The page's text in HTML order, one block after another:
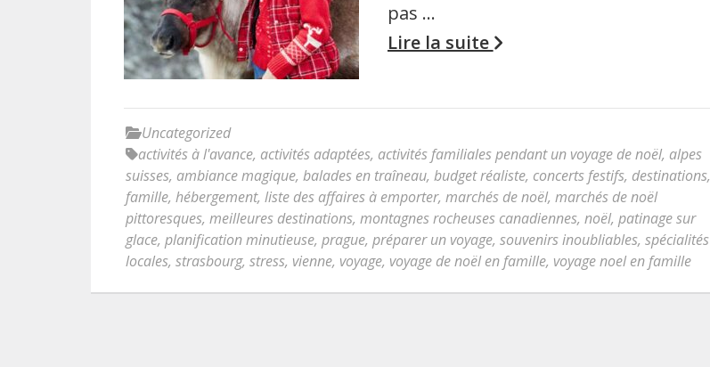
pas …
Lire la suite
Uncategorized
activités à l'avance, activités adaptées, activités familiales pendant un voyage de noël, alpes
suisses, ambiance magique, balades en traîneau, budget réaliste, concerts festifs, destinations,
famille, hébergement, liste des affaires à emporter, marchés de noël, marchés de noël
pittoresques, meilleures destinations, montagnes rocheuses canadiennes, noël, patinage sur
glace, planification minutieuse, prague, préparer un voyage, souvenirs inoubliables, spécialités
locales, strasbourg, stress, vienne, voyage, voyage de noël en famille, voyage noel en famille